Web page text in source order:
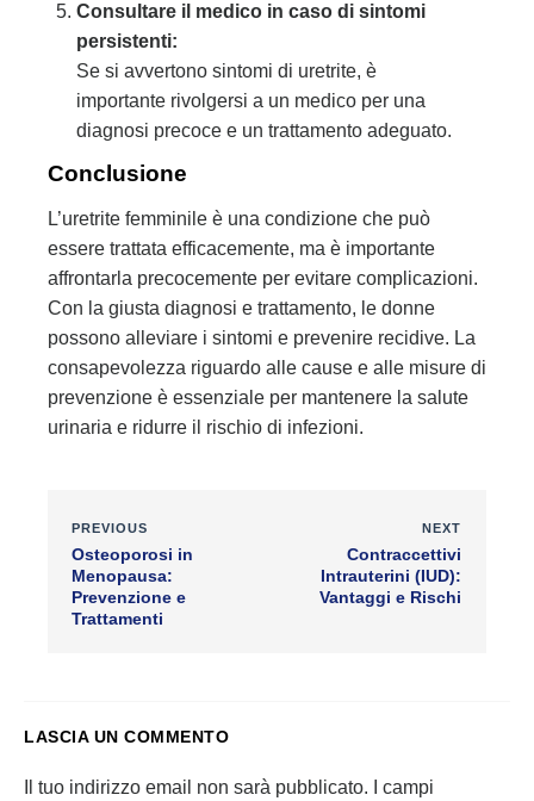
Consultare il medico in caso di sintomi
persistenti:
Se si avvertono sintomi di uretrite, è
importante rivolgersi a un medico per una
diagnosi precoce e un trattamento adeguato.
Conclusione
L’uretrite femminile è una condizione che può
essere trattata efficacemente, ma è importante
affrontarla precocemente per evitare complicazioni.
Con la giusta diagnosi e trattamento, le donne
possono alleviare i sintomi e prevenire recidive. La
consapevolezza riguardo alle cause e alle misure di
prevenzione è essenziale per mantenere la salute
urinaria e ridurre il rischio di infezioni.
PREVIOUS
Osteoporosi in
Menopausa:
Prevenzione e
Trattamenti
NEXT
Contraccettivi
Intrauterini (IUD):
Vantaggi e Rischi
LASCIA UN COMMENTO
Il tuo indirizzo email non sarà pubblicato.
I campi